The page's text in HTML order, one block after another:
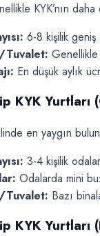
KYK’nın
6-8 kişilik geniş
Tuvalet: Genellikle
En düşük aylık
KYK Yurtları
en yaygın
3-4 kişilik
Odalarda mini
Tuvalet: Bazı
KYK Yurtları